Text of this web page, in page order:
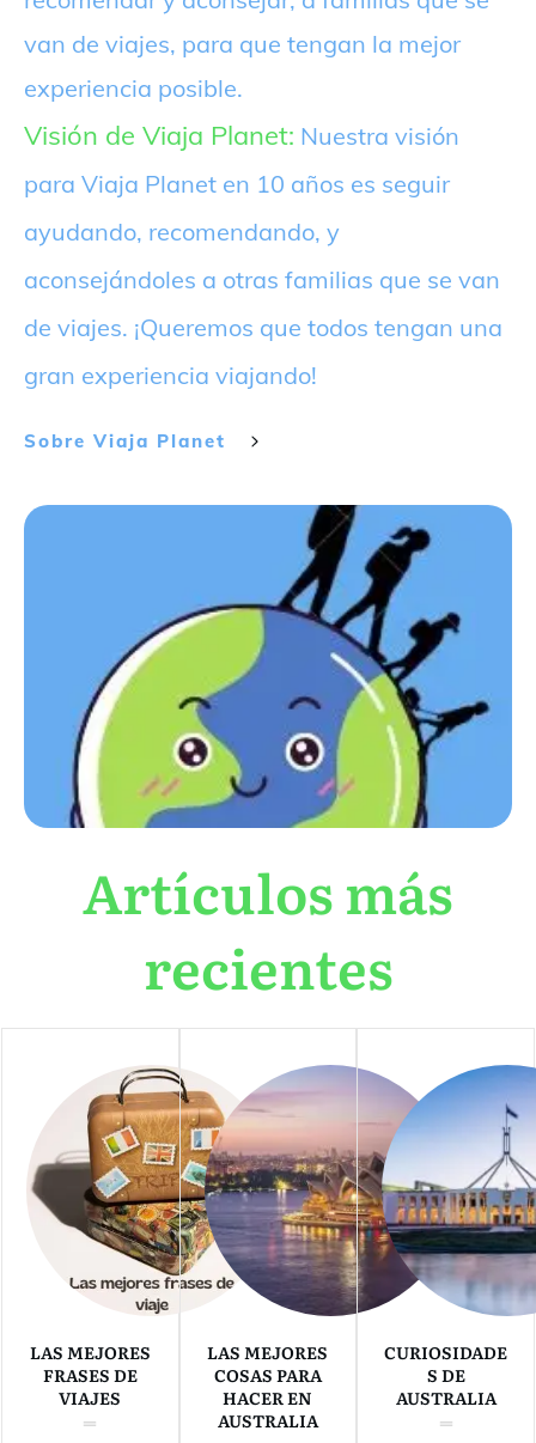
van de viajes, para que tengan la mejor
experiencia posible.
Visión de Viaja Planet: Nuestra visión
para Viaja Planet en 10 años es seguir
ayudando, recomendando, y
aconsejándoles a otras familias que se van
de viajes. ¡Queremos que todos tengan una
gran experiencia viajando!
Sobre Viaja Planet
Artículos más
recientes
LAS MEJORES
FRASES DE
VIAJES
LAS MEJORES
COSAS PARA
HACER EN
AUSTRALIA
CURIOSIDADE
S DE
AUSTRALIA